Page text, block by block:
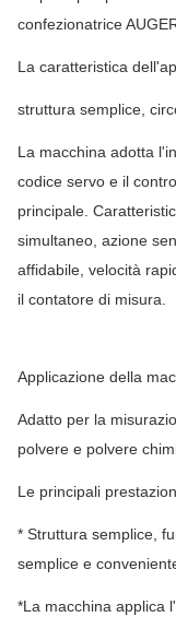
confezionatrice
La caratteristica
struttura semplice,
La macchina adotta
codice servo e il
principale.
simultaneo, azione
affidabile, velocità
il contatore di misura.
Applicazione della
Adatto per la
polvere e polvere
Le principali
* Struttura semplice,
semplice e
*La macchina applica